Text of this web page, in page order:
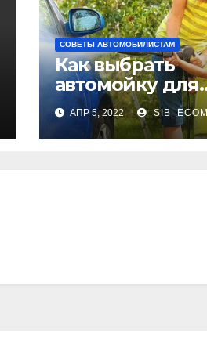
СОВЕТЫ АВТОМОБИЛИСТАМ
Как выбрать
автомойку для
дома
АПР 5, 2022